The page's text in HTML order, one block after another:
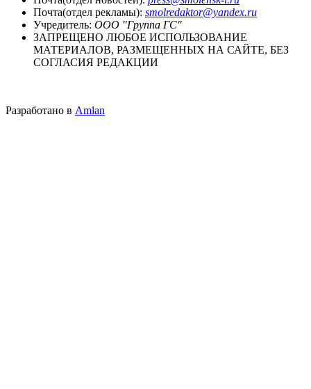
Почта(отдел рекламы): smolredaktor@yandex.ru
Учредитель: ООО "Группа ГС"
ЗАПРЕЩЕНО ЛЮБОЕ ИСПОЛЬЗОВАНИЕ
МАТЕРИАЛОВ, РАЗМЕЩЕННЫХ НА САЙТЕ, БЕЗ
СОГЛАСИЯ РЕДАКЦИИ
Разработано в Amlan